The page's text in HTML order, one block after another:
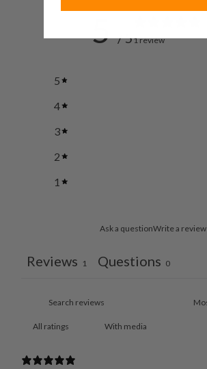
5 / 51 review
5
4
3
2
1
Ask a questionWrite a review
Reviews 1 Questions 0
With media